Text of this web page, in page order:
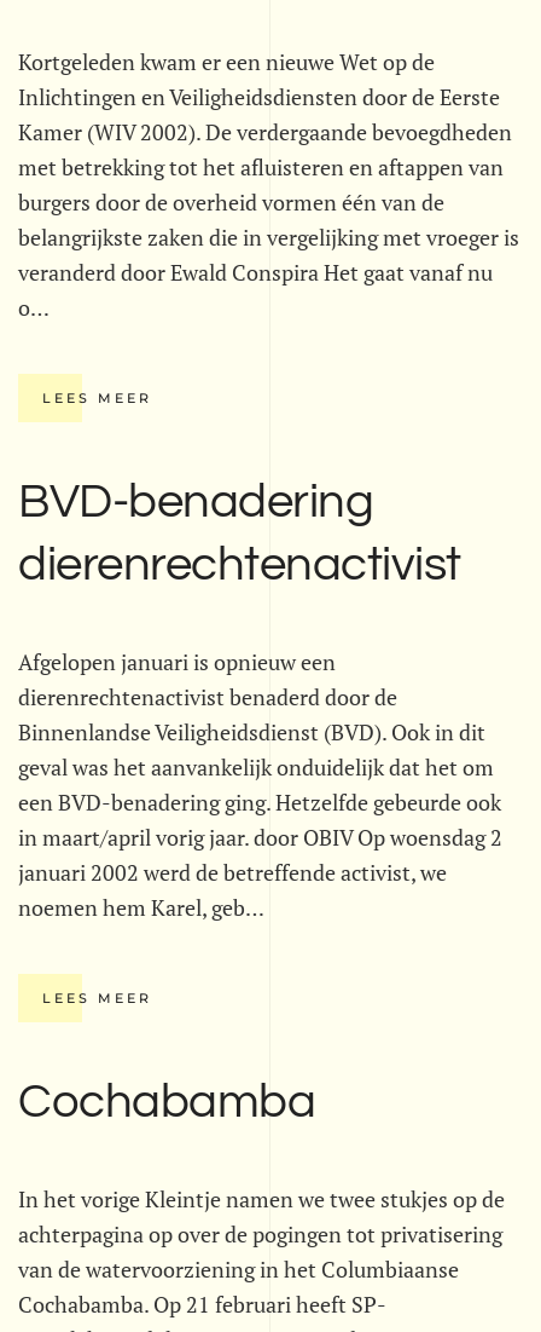
Kortgeleden kwam er een nieuwe Wet op de
Inlichtingen en Veiligheidsdiensten door de Eerste
Kamer (WIV 2002). De verdergaande bevoegdheden
met betrekking tot het afluisteren en aftappen van
burgers door de overheid vormen één van de
belangrijkste zaken die in vergelijking met vroeger is
veranderd door Ewald Conspira Het gaat vanaf nu
o…
LEES MEER
BVD-benadering
dierenrechtenactivist
Afgelopen januari is opnieuw een
dierenrechtenactivist benaderd door de
Binnenlandse Veiligheidsdienst (BVD). Ook in dit
geval was het aanvankelijk onduidelijk dat het om
een BVD-benadering ging. Hetzelfde gebeurde ook
in maart/april vorig jaar. door OBIV Op woensdag 2
januari 2002 werd de betreffende activist, we
noemen hem Karel, geb…
LEES MEER
Cochabamba
In het vorige Kleintje namen we twee stukjes op de
achterpagina op over de pogingen tot privatisering
van de watervoorziening in het Columbiaanse
Cochabamba. Op 21 februari heeft SP-